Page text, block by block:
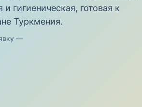
гигиеническая, готовая к
Туркмения.
—